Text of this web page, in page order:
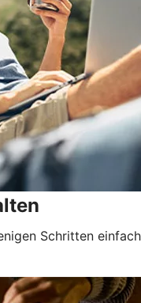
Schritten einfach